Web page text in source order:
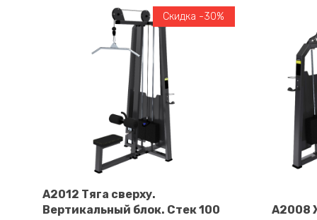
Скидка -30%
A2012 Тяга сверху.
Вертикальный блок. Стек 100
A2008